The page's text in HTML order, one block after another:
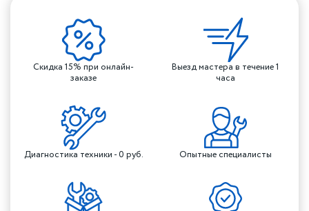
Скидка 15% при онлайн-
заказе
Выезд мастера в течение 1
часа
Диагностика техники - 0 руб. Опытные специалисты